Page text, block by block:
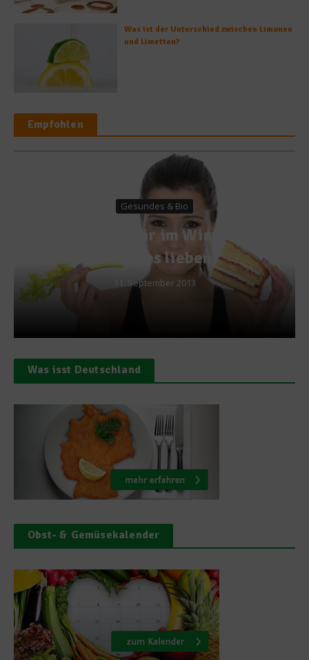
Was ist der Unterschied zwischen Limonen
und Limetten?
Empfohlen
Gesundes & Bio
Warum wir im Winter
Deftiges lieben
11. September 2013
Was isst Deutschland
Obst- & Gemüsekalender